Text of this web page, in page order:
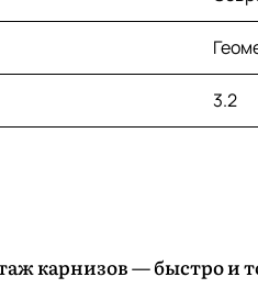
3.2
карнизов — быстро и